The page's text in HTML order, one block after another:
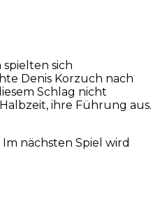
sich
Denis Korzuch nach
Schlag nicht
ihre Führung aus.
nächsten Spiel wird